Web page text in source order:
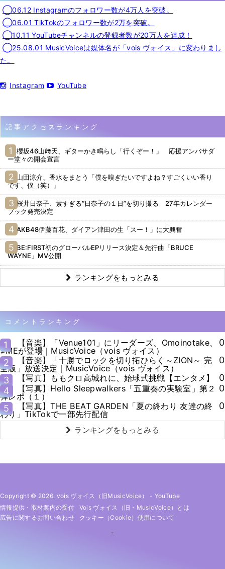
◯06.12 Instagramのフォロワー数が4万人を突破。
◯06.01 TikTokのフォロワー数が2万を突破。
◯10.11 YouTubeチャンネルの登録者数が20万人を達成！
◯25.08.01 MusicVoiceは媒体名が「vois ヴォイス」に変わりまし
た。
Instagram YouTube
記事アクセスランキング
櫻坂46山﨑天、ギターかき鳴らし「行くぞー！」 応援アンバサダ
ー堂々の開会宣言
山田涼介、香水をまとう「僕を嗅ぎたいですよね？すごくいい香り
です、僕（笑）」
桜井日奈子、素すぎる“日奈子の１日”を切り撮る 27年カレンダー
ブック発売決定
AKB48伊藤百花、ダイアン津田の生「スー！」に大興奮
BE:FIRST初のグローバルEPリリース決定＆先行曲「BRUCE
WAYNE」MV公開
ランキングをもっとみる
コメントランキング
1
【音楽】「Venue101」にリーダーズ、Omoinotake、
≠MEが登場｜MusicVoice（vois ヴォイス）
0
2
【音楽】「十勝でロックを切り拓ひらく～ZION～ 完
全版」放送決定｜MusicVoice（vois ヴォイス）
0
3
【写真】ももクロ高城れに、始球式挑戦【エンタメ】
0
4
【写真】Hello Sleepwalkers「五重奏の実験室」第２
弾レポ（１）
0
5
【写真】THE BEAT GARDEN「夏の終わり 友達の終
わり」TikTokで一部先行配信
0
ランキングをもっとみる
Copyright © 2026. vois ヴォイス（旧MusicVoice） - YouTube
情報提供・取材案内の受付
Vois ヴォイス（旧・MusicVoice）とは
広告に関するお問い合わせ
クッキー（cookie）使用について
-